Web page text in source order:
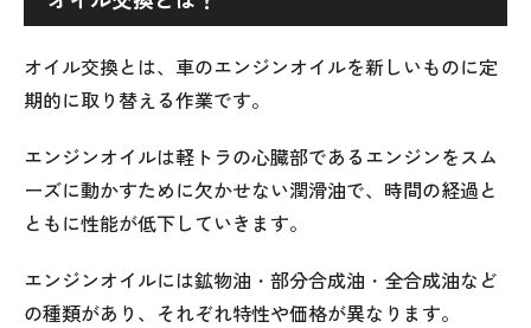
オイル交換とは、車のエンジンオイルを新しいものに定
期的に取り替える作業です。
エンジンオイルは軽トラの心臓部であるエンジンをスム
ーズに動かすために欠かせない潤滑油で、時間の経過と
ともに性能が低下していきます。
エンジンオイルには鉱物油・部分合成油・全合成油など
の種類があり、それぞれ特性や価格が異なります。